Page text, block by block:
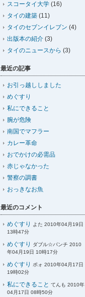
スコータイ大学 (16)
タイの建築 (11)
タイのセブンイレブン (4)
出版本の紹介 (3)
タイのニュースから (3)
最近の記事
お引っ越ししました
めぐすり
私にできること
腕が危険
南国でマフラー
カレー革命
おでかけの必需品
赤じゃなかった
警察の調書
おっきなお魚
最近のコメント
めぐすり よた 2010年04月19日
13時47分
めぐすり
ダブル☆パンチ 2010
年04月19日 10時17分
めぐすり
ポォ 2010年04月17日
19時02分
私にできること てんも 2010年
04月17日 08時50分